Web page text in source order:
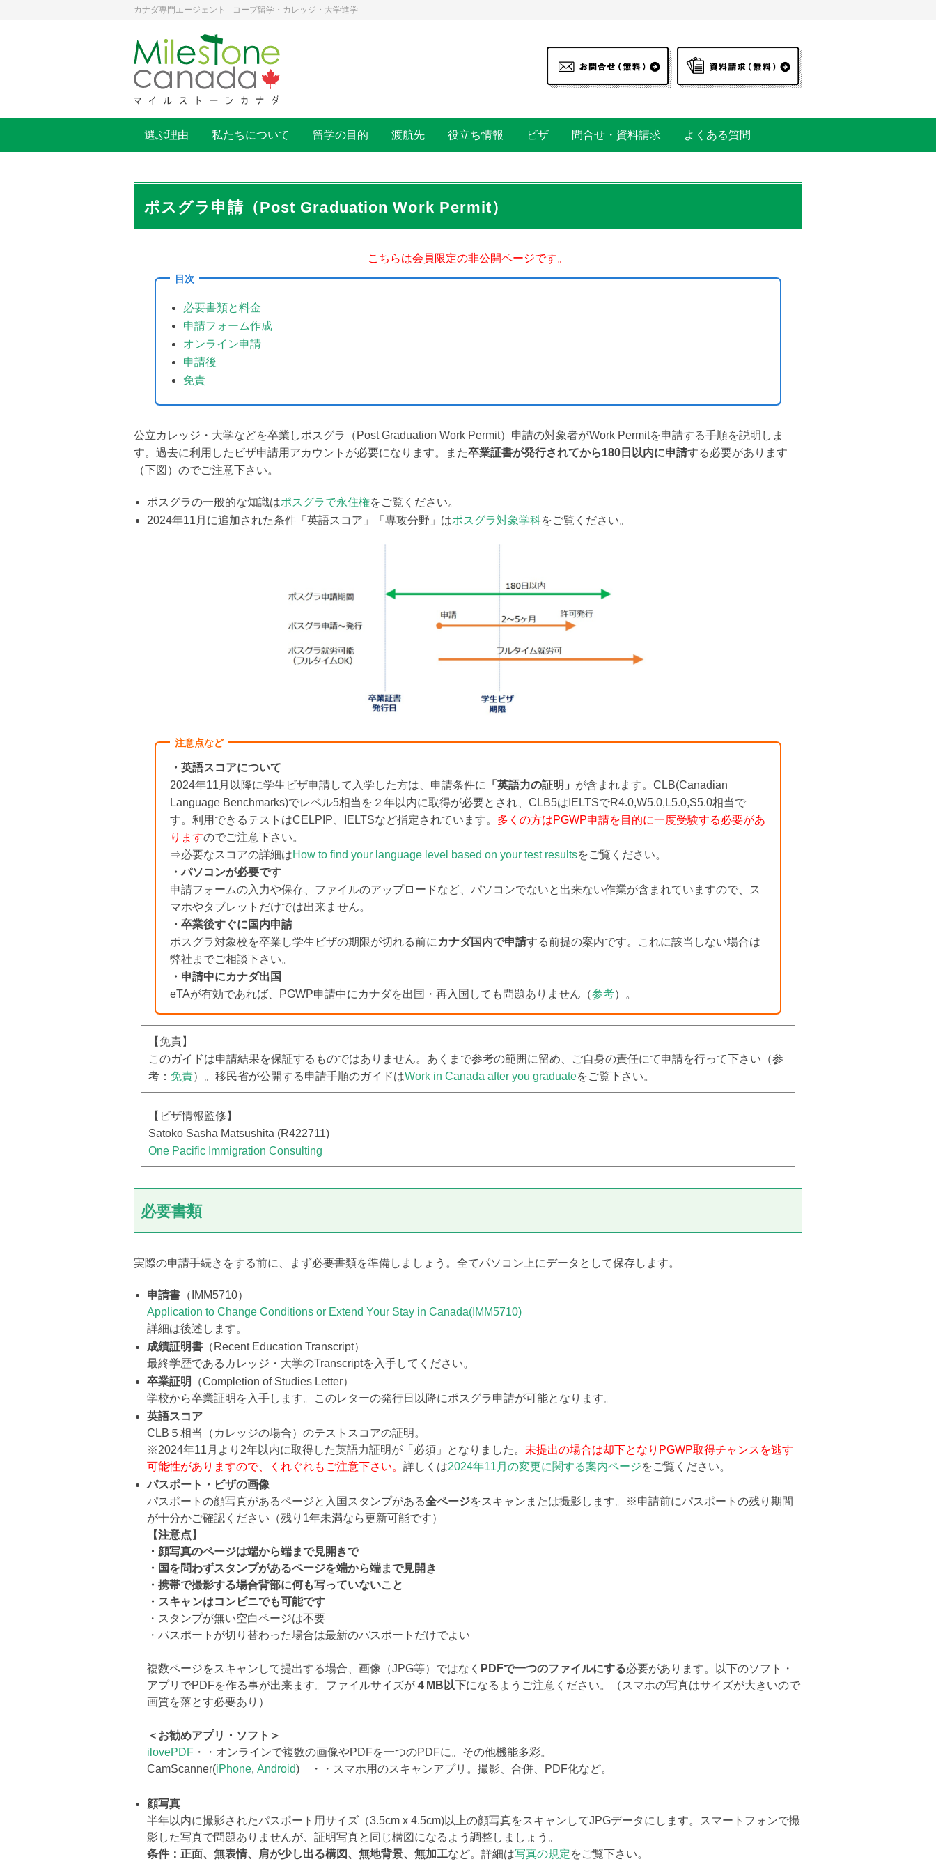
カナダ専門エージェント - コープ留学・カレッジ・大学進学
選ぶ理由 私たちについて 留学の目的 渡航先 役立ち情報 ビザ 問合せ・資料請求 よくある質問
ポスグラ申請（Post Graduation Work Permit）
こちらは会員限定の非公開ページです。
目次
必要書類と料金
申請フォーム作成
オンライン申請
申請後
免責
公立カレッジ・大学などを卒業しポスグラ（Post Graduation Work Permit）申請の対象者がWork Permitを申請する手順を説明しま
す。過去に利用したビザ申請用アカウントが必要になります。また卒業証書が発行されてから180日以内に申請する必要があります
（下図）のでご注意下さい。
ポスグラの一般的な知識はポスグラで永住権をご覧ください。
2024年11月に追加された条件「英語スコア」「専攻分野」はポスグラ対象学科をご覧ください。
注意点など
・英語スコアについて
2024年11月以降に学生ビザ申請して入学した方は、申請条件に
「英語力の証明」 が含まれます。CLB(Canadian
Language Benchmarks)でレベル5相当を２年以内に取得が必要とされ、CLB5はIELTSでR4.0,W5.0,L5.0,S5.0相当で
す。利用できるテストはCELPIP、IELTSなど指定されています。 多くの方はPGWP申請を目的に一度受験する必要があ
りますのでご注意下さい。
⇒必要なスコアの詳細はHow to find your language level based on your test resultsをご覧ください。
・パソコンが必要です
申請フォームの入力や保存、ファイルのアップロードなど、パソコンでないと出来ない作業が含まれていますので、ス
マホやタブレットだけでは出来ません。
・卒業後すぐに国内申請
ポスグラ対象校を卒業し学生ビザの期限が切れる前に カナダ国内で申請する前提の案内です。これに該当しない場合は
弊社までご相談下さい。
・申請中にカナダ出国
eTAが有効であれば、PGWP申請中にカナダを出国・再入国しても問題ありません（参考）。
【免責】
このガイドは申請結果を保証するものではありません。あくまで参考の範囲に留め、ご自身の責任にて申請を行って下さい（参
考： 免責）。移民省が公開する申請手順のガイドはWork in Canada after you graduateをご覧下さい。
【ビザ情報監修】
Satoko Sasha Matsushita (R422711)
One Pacific Immigration Consulting
必要書類
実際の申請手続きをする前に、まず必要書類を準備しましょう。全てパソコン上にデータとして保存します。
申請書 （IMM5710）
Application to Change Conditions or Extend Your Stay in Canada(IMM5710)
詳細は後述します。
成績証明書 （Recent Education Transcript）
最終学歴であるカレッジ・大学のTranscriptを入手してください。
卒業証明
（Completion of Studies Letter）
学校から卒業証明を入手します。このレターの発行日以降にポスグラ申請が可能となります。
英語スコア
CLB５相当（カレッジの場合）のテストスコアの証明。
※2024年11月より2年以内に取得した英語力証明が「必須」となりました。 未提出の場合は却下となりPGWP取得チャンスを逃す
可能性がありますので、くれぐれもご注意下さい。 詳しくは2024年11月の変更に関する案内ページをご覧ください。
パスポート・ビザの画像
パスポートの顔写真があるページと入国スタンプがある全ページをスキャンまたは撮影します。※申請前にパスポートの残り期間
が十分かご確認ください（残り1年未満なら更新可能です）
【注意点】
・顔写真のページは端から端まで見開きで
・国を問わずスタンプがあるページを端から端まで見開き
・携帯で撮影する場合背部に何も写っていないこと
・スキャンはコンビニでも可能です
・スタンプが無い空白ページは不要
・パスポートが切り替わった場合は最新のパスポートだけでよい
複数ページをスキャンして提出する場合、画像（JPG等）ではなく PDFで一つのファイルにする必要があります。以下のソフト・
アプリでPDFを作る事が出来ます。ファイルサイズが４MB以下になるようご注意ください。（スマホの写真はサイズが大きいので
画質を落とす必要あり）
＜お勧めアプリ・ソフト＞
ilovePDF ・・オンラインで複数の画像やPDFを一つのPDFに。その他機能多彩。
CamScanner(iPhone, Android) ・・スマホ用のスキャンアプリ。撮影、合併、PDF化など。
顔写真
半年以内に撮影されたパスポート用サイズ（3.5cm x 4.5cm)以上の顔写真をスキャンしてJPGデータにします。スマートフォンで撮
影した写真で問題ありませんが、証明写真と同じ構図になるよう調整しましょう。
条件：正面、無表情、肩が少し出る構図、無地背景、無加工など。詳細は写真の規定をご覧下さい。